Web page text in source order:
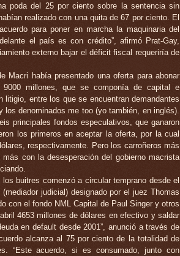
poda del 25 por ciento sobre la sentencia sin
realizado con una quita de 67 por ciento. El
para poner en marcha la maquinaria del
el país es con crédito”, afirmó Prat-Gay,
externo bajar el déficit fiscal requeriría de
Macri había presentado una oferta para abonar
millones, que se componía de capital e
entre los que se encuentran demandantes
denominados me too (yo también, en inglés).
principales fondos especulativos, que ganaron
los primeros en aceptar la oferta, por la cual
respectivamente. Pero los carroñeros más
con la desesperación del gobierno macrista
buitres comenzó a circular temprano desde el
judicial) designado por el juez Thomas
con el fondo NML Capital de Paul Singer y otros
4653 millones de dólares en efectivo y saldar
en default desde 2001”, anunció a través de
alcanza al 75 por ciento de la totalidad de
“Este acuerdo, si es consumado, junto con